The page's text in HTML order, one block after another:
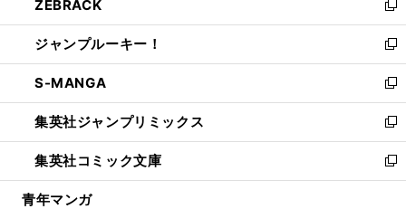
く
で
開
く
ド
ウ
で
開
く
ィ
ン
ド
ウ
で
開
く
い
ウ
ィ
ン
ド
ウ
で
開
く
ZEBRACK
新
し
い
ウ
ィ
ン
ド
ウ
で
開
ジャンプルーキー！
新
し
い
ウ
ィ
ン
ド
ウ
S-MANGA
新
し
い
ウ
ィ
ン
集英社ジャンプリミックス
新
し
い
ウ
集英社コミック文庫
新
し
青年マンガ